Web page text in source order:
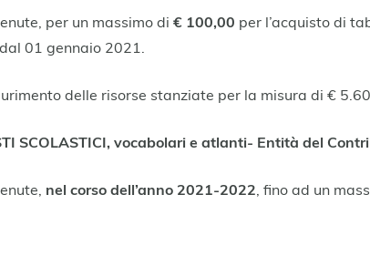
per un massimo di € 100,00 per l’acquisto di
01 gennaio 2021.
delle risorse stanziate per la misura di €
SCOLASTICI, vocabolari e atlanti- Entità del
nel corso dell’anno 2021-2022, fino ad un